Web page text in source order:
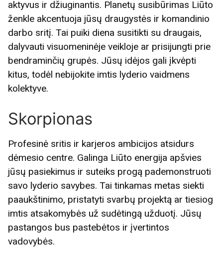
aktyvus ir džiuginantis. Planetų susibūrimas Liūto
ženkle akcentuoja jūsų draugystės ir komandinio
darbo sritį. Tai puiki diena susitikti su draugais,
dalyvauti visuomeninėje veikloje ar prisijungti prie
bendraminčių grupės. Jūsų idėjos gali įkvėpti
kitus, todėl nebijokite imtis lyderio vaidmens
kolektyve.
Skorpionas
Profesinė sritis ir karjeros ambicijos atsidurs
dėmesio centre. Galinga Liūto energija apšvies
jūsų pasiekimus ir suteiks progą pademonstruoti
savo lyderio savybes. Tai tinkamas metas siekti
paaukštinimo, pristatyti svarbų projektą ar tiesiog
imtis atsakomybės už sudėtingą užduotį. Jūsų
pastangos bus pastebėtos ir įvertintos
vadovybės.